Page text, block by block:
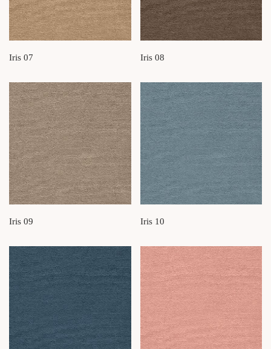
Iris 07 Iris 08
Iris 09 Iris 10